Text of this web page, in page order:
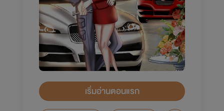
เริ่มอ่านตอนแรก